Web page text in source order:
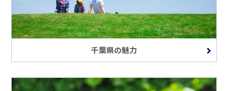
千葉県の魅力